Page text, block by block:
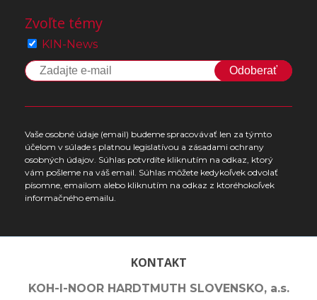
Zvoľte témy
KIN-News
Odoberať
Vaše osobné údaje (email) budeme spracovávať len za týmto
účelom v súlade s platnou legislatívou a zásadami ochrany
osobných údajov. Súhlas potvrdíte kliknutím na odkaz, ktorý
vám pošleme na váš email. Súhlas môžete kedykoľvek odvolať
písomne, emailom alebo kliknutím na odkaz z ktoréhokoľvek
informačného emailu.
KONTAKT
KOH-I-NOOR HARDTMUTH SLOVENSKO, a.s.